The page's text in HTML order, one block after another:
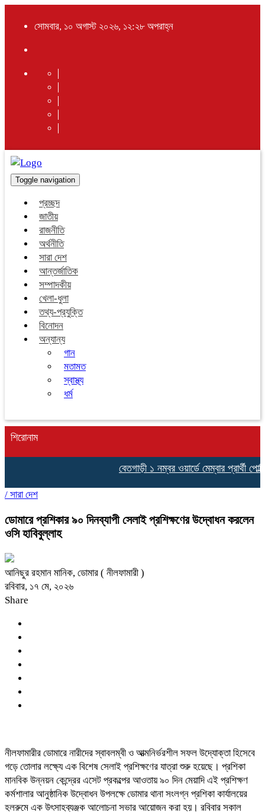
সোমবার, ১০ অগাস্ট ২০২৬, ১২:২৮ অপরাহ্ন
Toggle navigation
প্রচ্ছদ
জাতীয়
রাজনীতি
অর্থনীতি
সারা দেশ
আন্তর্জাতিক
সম্পাদকীয়
খেলা-ধুলা
তথ্য-প্রযুক্তি
বিনোদন
অন্যান্য
গান
মতামত
স্বাস্থ্য
ধর্ম
শিরোনাম
বেতগাড়ী ১ নম্বর ওয়ার্ডে মেম্বার প্রার্থী
/ সারা দেশ
ডোমারে প্রশিকার ৯০ দিনব্যাপী সেলাই প্রশিক্ষণের উদ্বোধন করলেন
ওসি হাবিবুল্লাহ
আনিছুর রহমান মানিক, ডোমার ( নীলফামারী )
রবিবার, ১৭ মে, ২০২৬
Share
নীলফামারীর ডোমারে নারীদের স্বাবলম্বী ও আত্মনির্ভরশীল সফল উদ্যোক্তা হিসেবে
গড়ে তোলার লক্ষ্যে এক বিশেষ সেলাই প্রশিক্ষণের যাত্রা শুরু হয়েছে। প্রশিকা
মানবিক উন্নয়ন কেন্দ্রের এসেট প্রকল্পের আওতায় ৯০ দিন মেয়াদি এই প্রশিক্ষণ
কর্মশালার আনুষ্ঠানিক উদ্বোধন উপলক্ষে ডোমার থানা সংলগ্ন প্রশিকা কার্যালয়ের
হলরুমে এক উৎসাহব্যঞ্জক আলোচনা সভার আয়োজন করা হয়। রবিবার সকাল